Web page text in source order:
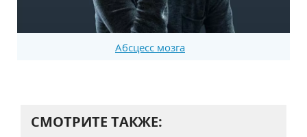
Абсцесс мозга
СМОТРИТЕ ТАКЖЕ: